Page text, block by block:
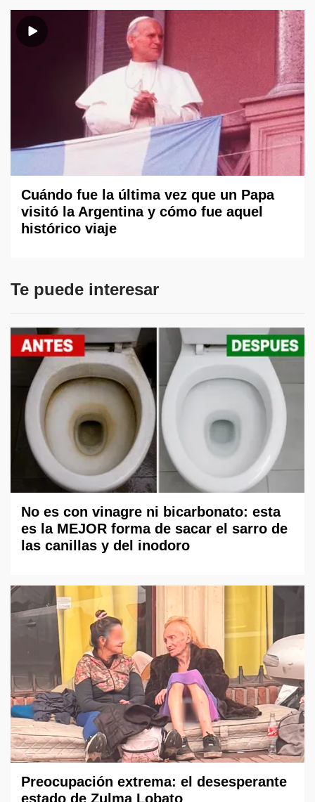
Cuándo fue la última vez que un Papa
visitó la Argentina y cómo fue aquel
histórico viaje
Te puede interesar
No es con vinagre ni bicarbonato: esta
es la MEJOR forma de sacar el sarro de
las canillas y del inodoro
Preocupación extrema: el desesperante
estado de Zulma Lobato